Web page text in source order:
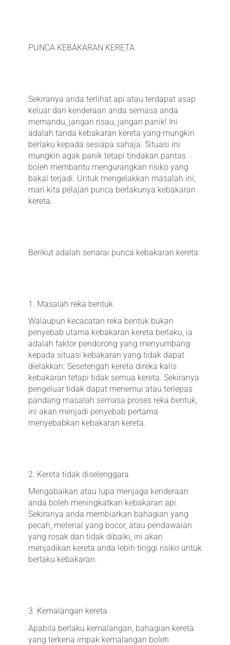
PUNCA KEBAKARAN KERETA
Sekiranya anda terlihat api atau terdapat asap
keluar dari kenderaan anda semasa anda
memandu, jangan risau, jangan panik! Ini
adalah tanda kebakaran kereta yang mungkin
berlaku kepada sesiapa sahaja. Situasi ini
mungkin agak panik tetapi tindakan pantas
boleh membantu mengurangkan risiko yang
bakal terjadi. Untuk mengelakkan masalah ini,
mari kita pelajari punca berlakunya kebakaran
kereta.
Berikut adalah senarai punca kebakaran kereta:
1. Masalah reka bentuk
Walaupun kecacatan reka bentuk bukan
penyebab utama kebakaran kereta berlaku, ia
adalah faktor pendorong yang menyumbang
kepada situasi kebakaran yang tidak dapat
dielakkan. Sesetengah kereta direka kalis
kebakaran tetapi tidak semua kereta. Sekiranya
pengeluar tidak dapat menemui atau terlepas
pandang masalah semasa proses reka bentuk,
ini akan menjadi penyebab pertama
menyebabkan kebakaran kereta.
2. Kereta tidak diselenggara
Mengabaikan atau lupa menjaga kenderaan
anda boleh meningkatkan kebakaran api.
Sekiranya anda membiarkan bahagian yang
pecah, meterial yang bocor, atau pendawaian
yang rosak dan tidak dibaiki, ini akan
menjadikan kereta anda lebih tinggi risiko untuk
berlaku kebakaran.
3. Kemalangan kereta
Apabila berlaku kemalangan, bahagian kereta
yang terkena impak kemalangan boleh